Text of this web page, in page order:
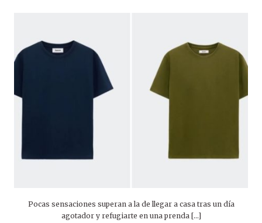
​Pocas sensaciones superan a la de llegar a casa tras un día
agotador y refugiarte en una prenda […]